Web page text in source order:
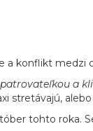
a konflikt
a
stretávajú,
tohto roka.